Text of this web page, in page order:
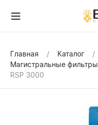
Главная Каталог
Магистральные фильтры
RSP 3000